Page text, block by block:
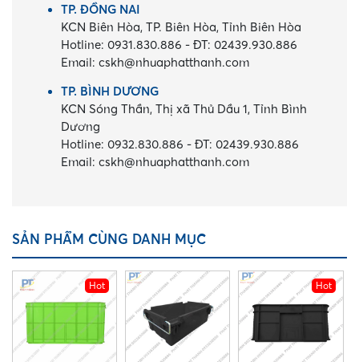
TP. ĐỒNG NAI
KCN Biên Hòa, TP. Biên Hòa, Tỉnh Biên Hòa
Hotline: 0931.830.886 -ĐT: 02439.930.886
Email:cskh@nhuaphatthanh.com
TP. BÌNH DƯƠNG
KCN Sóng Thần, Thị xã Thủ Dầu 1, Tỉnh Bình
Dương
Hotline: 0932.830.886 -ĐT: 02439.930.886
Email:cskh@nhuaphatthanh.com
SẢN PHẨM CÙNG DANH MỤC
Hot Hot